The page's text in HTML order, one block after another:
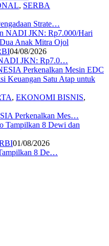
, SERBA
Strate…
04/08/2026
NADI JKN: Rp7.0…
, EKONOMI BISNIS,
Perkenalkan Mes…
01/08/2026
8 De…